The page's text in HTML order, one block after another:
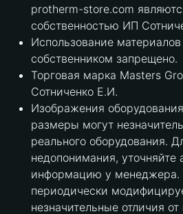
protherm-store.com
собственностью ИП
Использование
собственником запрещено.
Торговая марка Masters
Сотниченко Е.И.
Изображения
размеры могут
реального оборудования.
недопонимания, уточняйте
информацию у менеджера.
периодически
незначительные отличия